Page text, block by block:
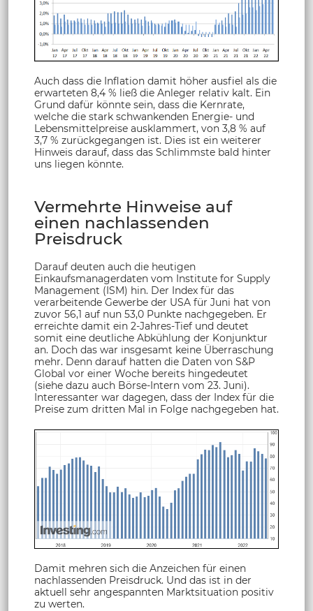
Auch dass die Inflation damit höher ausfiel als die
erwarteten 8,4 % ließ die Anleger relativ kalt. Ein
Grund dafür könnte sein, dass die Kernrate,
welche die stark schwankenden Energie- und
Lebensmittelpreise ausklammert, von 3,8 % auf
3,7 % zurückgegangen ist. Dies ist ein weiterer
Hinweis darauf, dass das Schlimmste bald hinter
uns liegen könnte.
Vermehrte Hinweise auf
einen nachlassenden
Preisdruck
Darauf deuten auch die heutigen
Einkaufsmanagerdaten vom Institute for Supply
Management (ISM) hin. Der Index für das
verarbeitende Gewerbe der USA für Juni hat von
zuvor 56,1 auf nun 53,0 Punkte nachgegeben. Er
erreichte damit ein 2-Jahres-Tief und deutet
somit eine deutliche Abkühlung der Konjunktur
an. Doch das war insgesamt keine Überraschung
mehr. Denn darauf hatten die Daten von S&P
Global vor einer Woche bereits hingedeutet
(siehe dazu auch Börse-Intern vom 23. Juni).
Interessanter war dagegen, dass der Index für die
Preise zum dritten Mal in Folge nachgegeben hat.
Damit mehren sich die Anzeichen für einen
nachlassenden Preisdruck. Und das ist in der
aktuell sehr angespannten Marktsituation positiv
zu werten.